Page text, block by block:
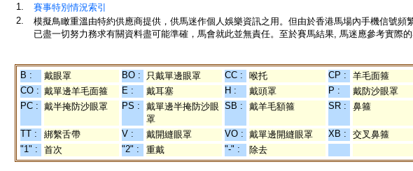
1.
賽事特別情況索引
2.
模擬鳥瞰重溫由特約供應商提供，供馬迷作個人娛樂資訊之用。但由於香港馬場內手機信號
已盡一切努力務求有關資料盡可能準確，馬會就此並無責任。至於賽馬結果, 馬迷應參考實際的
B : 戴眼罩 BO : 只戴單邊眼罩 CC : 喉托 CP :
羊毛面箍
CO : 戴單邊羊毛面箍 E : 戴耳塞 H : 戴頭罩 P :
戴防沙眼罩
PC : 戴半掩防沙眼罩 PS :
戴單邊半掩防沙眼
罩
SB : 戴羊毛額箍 SR : 鼻箍
TT : 綁繫舌帶 V : 戴開縫眼罩 VO : 戴單邊開縫眼罩 XB :
交叉鼻箍
"1" :
首次 "2" : 重戴 "-" : 除去